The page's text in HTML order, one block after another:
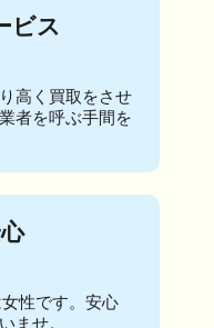
ビス
高く買取をさせ
者を呼ぶ手間を
性です。安心
ませ。